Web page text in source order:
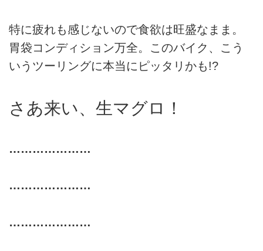
特に疲れも感じないので食欲は旺盛なまま。
胃袋コンディション万全。このバイク、こう
いうツーリングに本当にピッタリかも!?
さあ来い、生マグロ！
…………………
…………………
…………………